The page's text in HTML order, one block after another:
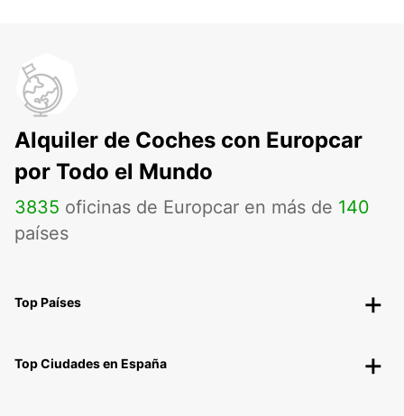
Alquiler de Coches con Europcar
por Todo el Mundo
3835 oficinas de Europcar en más de 140
países
Top Países
Top Ciudades en España